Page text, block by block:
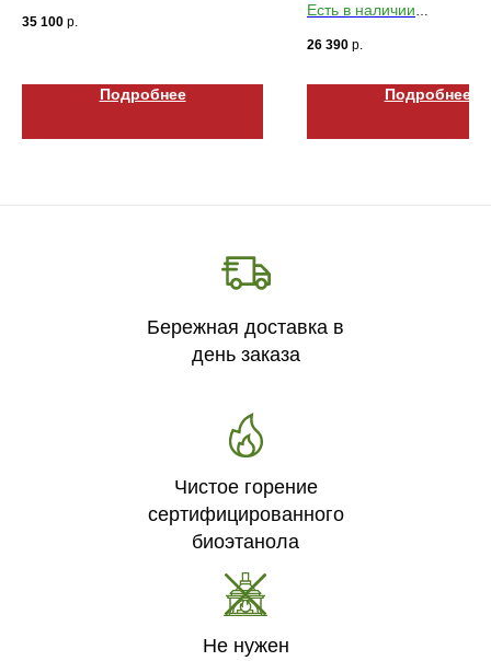
35 100 р.
Подробнее
Есть в наличии
26 390 р.
Подробнее
Бережная доставка в
день заказа
Чистое горение
сертифицированного
биоэтанола
Не нужен